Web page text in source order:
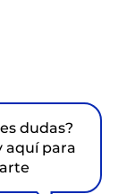
dudas?
aquí para